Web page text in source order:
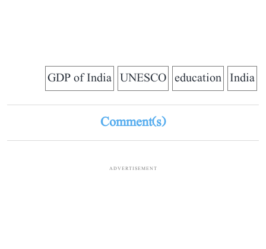
India
education
UNESCO
GDP of India
Comment(s)
ADVERTISEMENT